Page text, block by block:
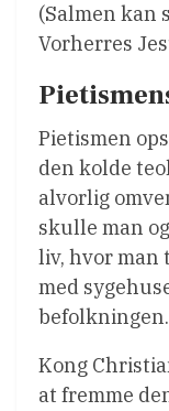
(Salmen kan
Vorherres
Pietismen
den kolde
alvorlig
skulle man
liv, hvor man
med
befolkningen.
Kong
at fremme